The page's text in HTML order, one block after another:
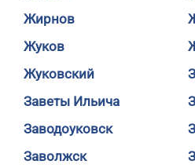
Жирнов
Жуков
Жуковский
Заветы Ильича
Заводоуковск
Заволжск